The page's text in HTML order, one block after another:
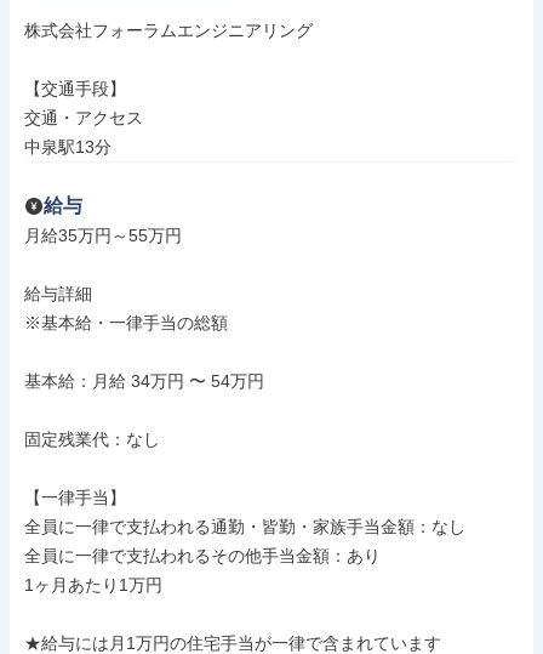
株式会社フォーラムエンジニアリング
【交通手段】
交通・アクセス
中泉駅13分
給与
月給35万円～55万円
給与詳細
※基本給・一律手当の総額
基本給：月給 34万円 〜 54万円
固定残業代：なし
【一律手当】
全員に一律で支払われる通勤・皆勤・家族手当金額：なし
全員に一律で支払われるその他手当金額：あり
1ヶ月あたり1万円
★給与には月1万円の住宅手当が一律で含まれています